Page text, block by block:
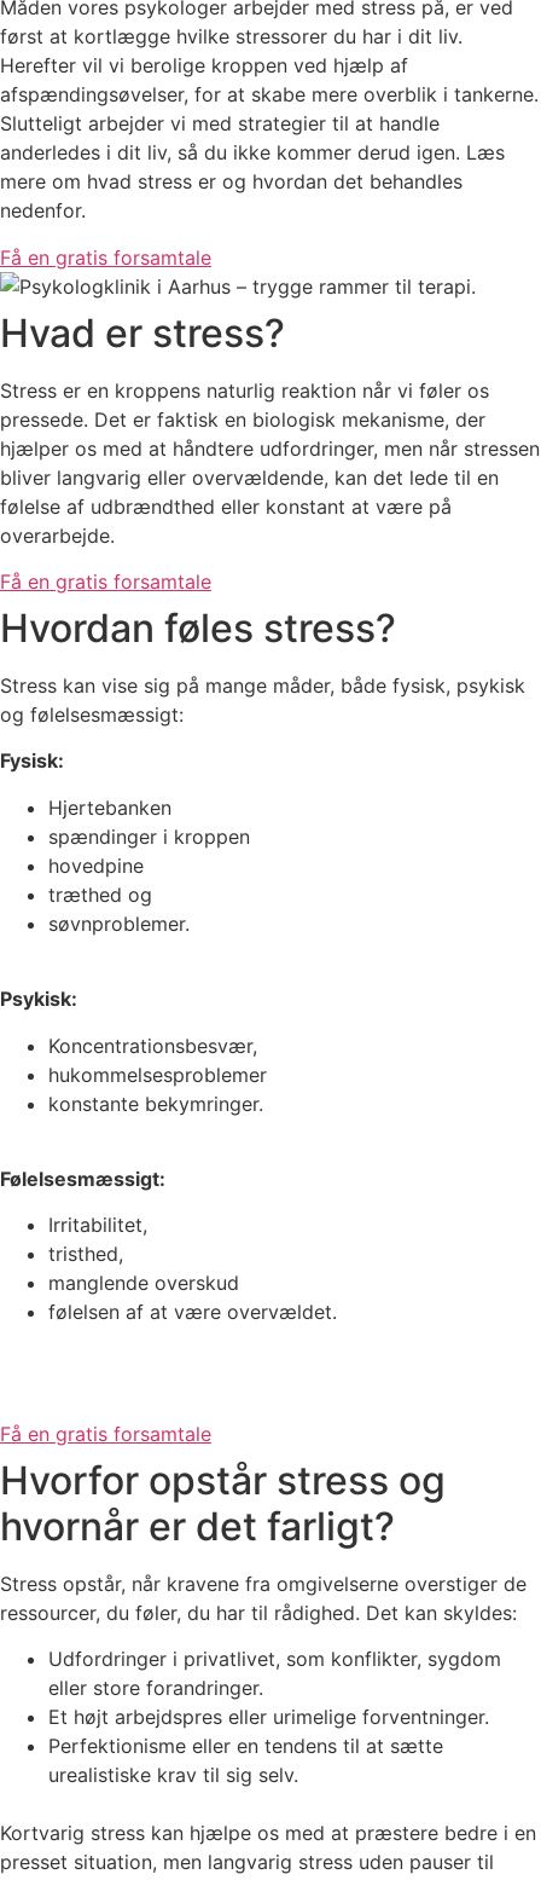
Måden vores psykologer arbejder med stress på, er ved
først at kortlægge hvilke stressorer du har i dit liv.
Herefter vil vi berolige kroppen ved hjælp af
afspændingsøvelser, for at skabe mere overblik i tankerne.
Slutteligt arbejder vi med strategier til at handle
anderledes i dit liv, så du ikke kommer derud igen. Læs
mere om hvad stress er og hvordan det behandles
nedenfor.
Få en gratis forsamtale
Hvad er stress?
Stress er en kroppens naturlig reaktion når vi føler os
pressede. Det er faktisk en biologisk mekanisme, der
hjælper os med at håndtere udfordringer, men når stressen
bliver langvarig eller overvældende, kan det lede til en
følelse af udbrændthed eller konstant at være på
overarbejde.
Få en gratis forsamtale
Hvordan føles stress?
Stress kan vise sig på mange måder, både fysisk, psykisk
og følelsesmæssigt:
Fysisk:
Hjertebanken
spændinger i kroppen
hovedpine
træthed og
søvnproblemer.
Psykisk:
Koncentrationsbesvær,
hukommelsesproblemer
konstante bekymringer.
Følelsesmæssigt:
Irritabilitet,
tristhed,
manglende overskud
følelsen af at være overvældet.
Få en gratis forsamtale
Hvorfor opstår stress og
hvornår er det farligt?
Stress opstår, når kravene fra omgivelserne overstiger de
ressourcer, du føler, du har til rådighed. Det kan skyldes:
Udfordringer i privatlivet, som konflikter, sygdom
eller store forandringer.
Et højt arbejdspres eller urimelige forventninger.
Perfektionisme eller en tendens til at sætte
urealistiske krav til sig selv.
Kortvarig stress kan hjælpe os med at præstere bedre i en
presset situation, men langvarig stress uden pauser til